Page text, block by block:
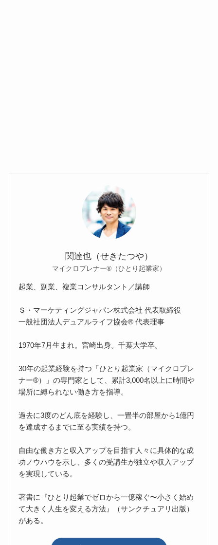
関達也（せきたつや）
マイクロプレナー®（ひとり起業家）
起業、副業、複業コンサルタント／講師
Ｓ・マーケティングジャパン株式会社 代表取締役
一般社団法人デュアルライフ協会® 代表理事
1970年7月生まれ。宮崎出身。千葉大学卒。
30年の起業経験を持つ「ひとり起業家（マイクロプレ
ナー®）」の専門家として、累計3,000名以上に時間や
場所に縛られない働き方を指導。
過去に3度のどん底を経験し、一畳半の部屋から1億円
を達成するまでに至る実績を持つ。
自由な働き方と収入アップを目指す人々に具体的な成
功ノウハウを示し、多くの受講生が独立や収入アップ
を実現している。
著書に『ひとり起業でゼロから一億稼ぐ〜小さく始め
て大きく人生を変える方法』（サンクチュアリ出版）
がある。